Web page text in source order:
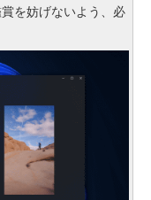
を妨げないよう、必